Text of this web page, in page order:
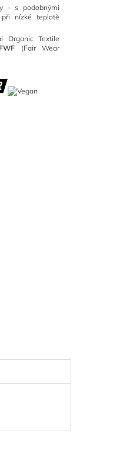
- s podobnými
nízké teplotě
Organic Textile
FWF (Fair Wear